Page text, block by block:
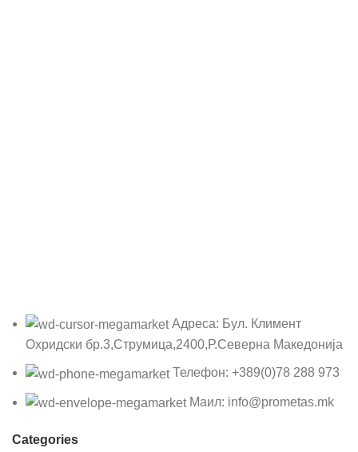
Адреса: Бул. Климент
Охридски бр.3,Струмица,2400,Р.Северна Македонија
Телефон: +389(0)78 288 973
Маил: info@prometas.mk
Categories